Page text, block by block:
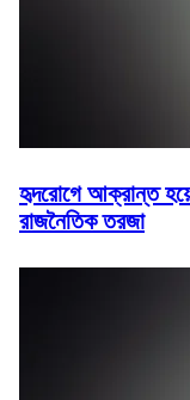
হৃদরোগে আক্রান্ত
রাজনৈতিক তরজা